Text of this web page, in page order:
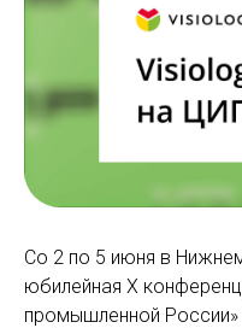
Со 2 по 5 июня в
юбилейная X
промышленной